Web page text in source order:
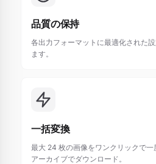
品質の保持
各出力フォーマットに最適化された
ます。
一括変換
最大 24 枚の画像をワンクリックで
アーカイブでダウンロード。